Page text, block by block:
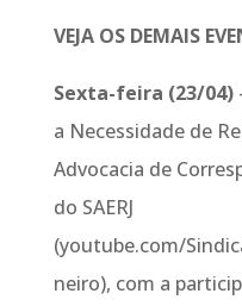
VEJA OS DEMAIS
Sexta-feira (23/04)
a Necessidade de
Advocacia de
do SAERJ
(youtube.com/
neiro), com a